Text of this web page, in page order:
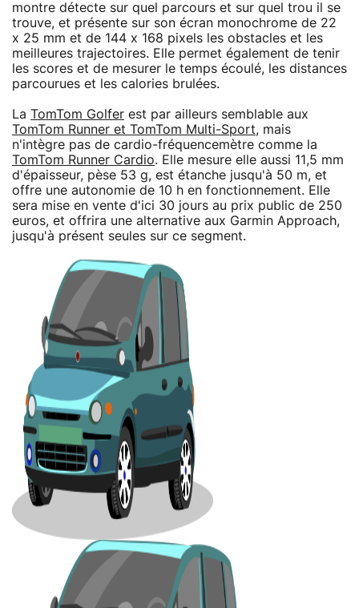
montre détecte sur quel parcours et sur quel trou il se
trouve, et présente sur son écran monochrome de 22
x 25 mm et de 144 x 168 pixels les obstacles et les
meilleures trajectoires. Elle permet également de tenir
les scores et de mesurer le temps écoulé, les distances
parcourues et les calories brulées.
La TomTom Golfer est par ailleurs semblable aux
TomTom Runner et TomTom Multi-Sport, mais
n'intègre pas de cardio-fréquencemètre comme la
TomTom Runner Cardio. Elle mesure elle aussi 11,5 mm
d'épaisseur, pèse 53 g, est étanche jusqu'à 50 m, et
offre une autonomie de 10 h en fonctionnement. Elle
sera mise en vente d'ici 30 jours au prix public de 250
euros, et offrira une alternative aux Garmin Approach,
jusqu'à présent seules sur ce segment.